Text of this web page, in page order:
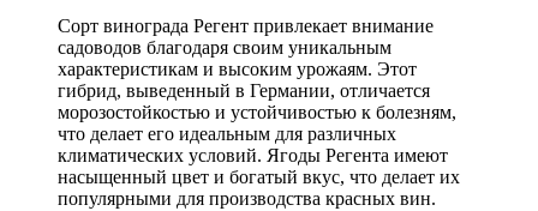
Сорт винограда Регент привлекает внимание
садоводов благодаря своим уникальным
характеристикам и высоким урожаям. Этот
гибрид, выведенный в Германии, отличается
морозостойкостью и устойчивостью к болезням,
что делает его идеальным для различных
климатических условий. Ягоды Регента имеют
насыщенный цвет и богатый вкус, что делает их
популярными для производства красных вин.